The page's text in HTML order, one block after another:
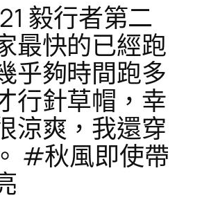
毅行者第二
最快的已經跑
乎夠時間跑多
行針草帽，幸
涼爽，我還穿
#秋風即使帶